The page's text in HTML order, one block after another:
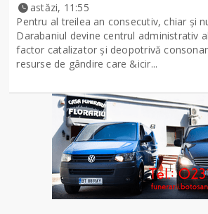
astăzi, 11:55
Pentru al treilea an consecutiv, chiar și
Darabaniul devine centrul administrativ
factor catalizator și deopotrivă
resurse de gândire care &icir...